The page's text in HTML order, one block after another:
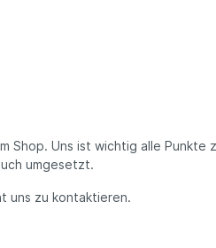
Shop. Uns ist wichtig alle
umgesetzt.
uns zu kontaktieren.